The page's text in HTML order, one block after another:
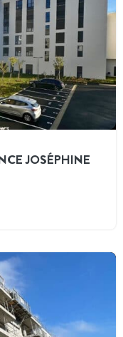
JOSÉPHINE